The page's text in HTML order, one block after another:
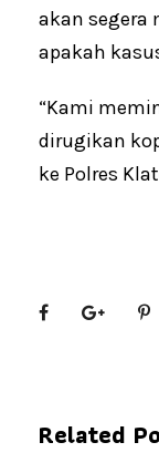
akan
apakah
“Kami
dirugikan
ke Polres
Related